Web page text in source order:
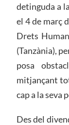
detinguda a
el 4 de març
Drets
(Tanzània),
posa
mitjançant
cap a la seva
Des del